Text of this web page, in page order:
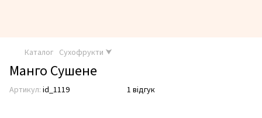
Каталог Сухофрукти ⮟
Манго Сушене
Артикул: id_1119 1 відгук